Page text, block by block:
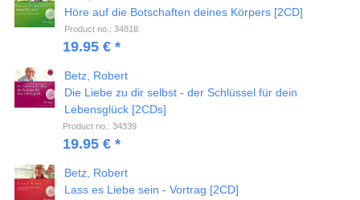
Höre auf die Botschaften deines Körpers [2CD]
Product no.: 34818
19.95 € *
Betz, Robert
Die Liebe zu dir selbst - der Schlüssel für dein
Lebensglück [2CDs]
Product no.: 34339
19.95 € *
Betz, Robert
Lass es Liebe sein - Vortrag [2CD]